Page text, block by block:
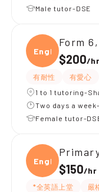
Male tutor-DSE
Engli
Form
$200/hr
有耐性 有愛心
1 to 1 tutoring-
Two days a
Female tutor-
Engli
$150/hr
*全英語上堂 嚴